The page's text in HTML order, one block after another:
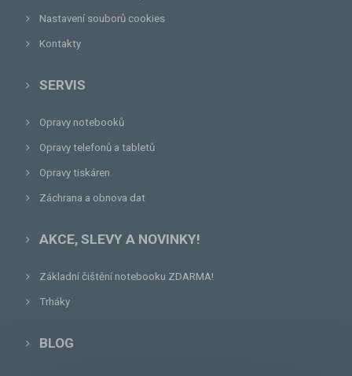
Nastavení souborů cookies
Kontakty
SERVIS
Opravy notebooků
Opravy telefonů a tabletů
Opravy tiskáren
Záchrana a obnova dat
AKCE, SLEVY A NOVINKY!
Základní čištění notebooku ZDARMA!
Trháky
BLOG